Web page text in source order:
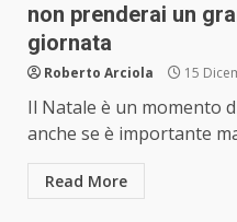
non prenderai un
giornata
Roberto Arciola 15
Il Natale è un momento
anche se è importante
Read More